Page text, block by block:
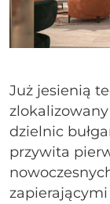
Już jesienią
dzielnic
przywita